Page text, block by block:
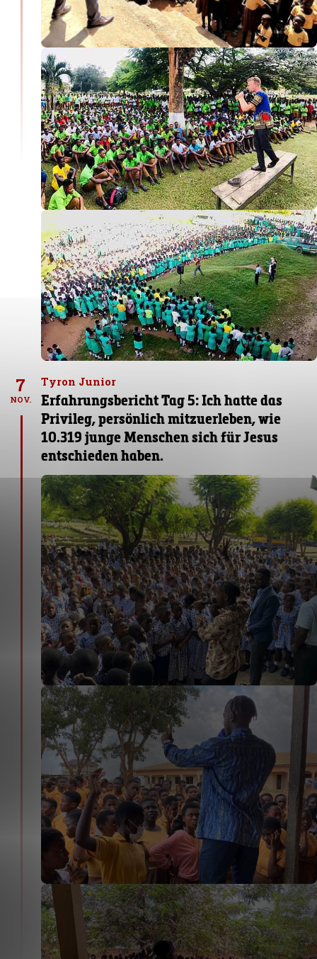
7
NOV.
Tyron Junior
Erfahrungsbericht Tag 5: Ich hatte das
Privileg, persönlich mitzuerleben, wie
10.319 junge Menschen sich für Jesus
entschieden haben.